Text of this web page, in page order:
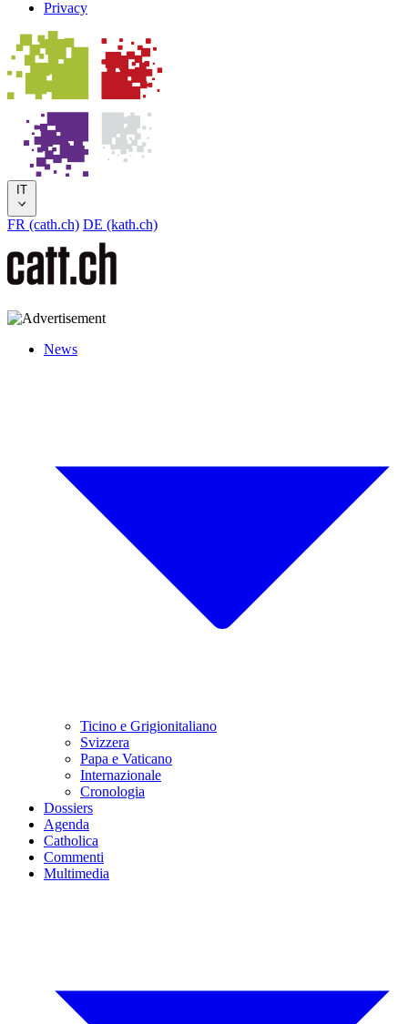
Privacy
IT
FR (cath.ch) DE (kath.ch)
News
Ticino e Grigionitaliano
Svizzera
Papa e Vaticano
Internazionale
Cronologia
Dossiers
Agenda
Catholica
Commenti
Multimedia